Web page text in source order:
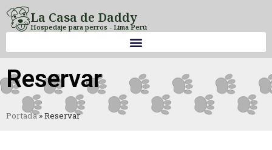
La Casa de Daddy
Hospedaje para perros - Lima Perú
Reservar
Portada»Reservar